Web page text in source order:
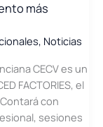
más
, Noticias
CECV es un
FACTORIES, el
con
sesiones